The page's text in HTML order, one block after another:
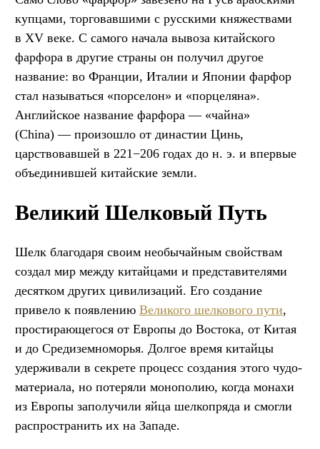
купцами, торговавшими с русскими княжествами
в XV веке. С самого начала вывоза китайского
фарфора в другие страны он получил другое
название: во Франции, Италии и Японии фарфор
стал называться «порселон» и «порцеляна».
Английское название фарфора — «чайна»
(China) — произошло от династии Цинь,
царствовавшей в 221−206 годах до н. э. и впервые
объединившей китайские земли.
Великий Шелковый Путь
Шелк благодаря своим необычайным свойствам
создал мир между китайцами и представителями
десятком других цивилизаций. Его создание
привело к появлению Великого шелкового пути,
простирающегося от Европы до Востока, от Китая
и до Средиземноморья. Долгое время китайцы
удерживали в секрете процесс создания этого чудо-
материала, но потеряли монополию, когда монахи
из Европы заполучили яйца шелкопряда и смогли
распространить их на Западе.